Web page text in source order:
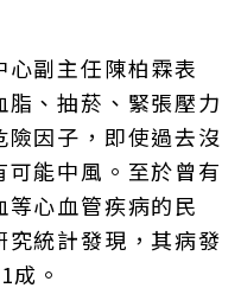
副主任陳柏霖表
、抽菸、緊張壓力
因子，即使過去沒
能中風。至於曾有
心血管疾病的民
統計發現，其病發
成。